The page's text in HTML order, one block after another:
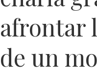
afrontar
de un